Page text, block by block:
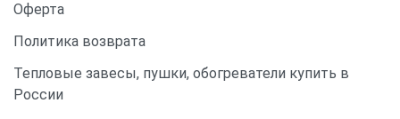
Оферта
Политика возврата
Тепловые завесы, пушки, обогреватели купить в
России